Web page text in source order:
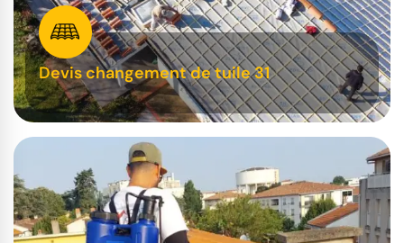
Devis changement de tuile 31